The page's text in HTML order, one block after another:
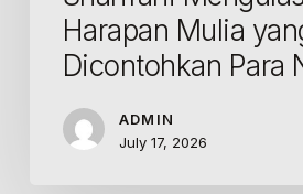
Harapan Mulia
Dicontohkan Para
ADMIN
July 17, 2026